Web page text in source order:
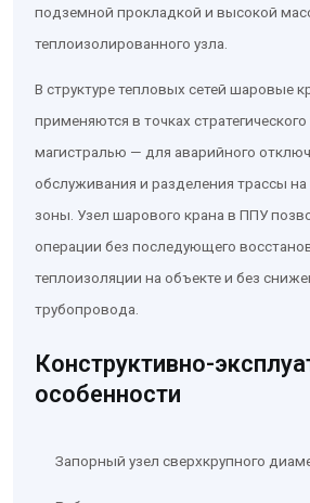
подземной прокладкой и высокой
теплоизолированного узла.
В структуре тепловых сетей шаровые
применяются в точках
магистралью — для аварийного
обслуживания и разделения трассы на
зоны. Узел шарового крана в ППУ
операции без последующего
теплоизоляции на объекте и без
трубопровода.
Конструктивно-
особенности
Запорный узел сверхкрупного